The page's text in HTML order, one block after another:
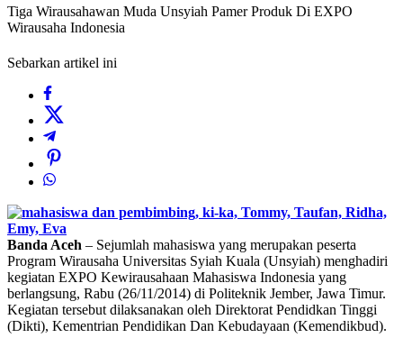
Tiga Wirausahawan Muda Unsyiah Pamer Produk Di EXPO
Wirausaha Indonesia
Sebarkan artikel ini
Banda Aceh – Sejumlah mahasiswa yang merupakan peserta
Program Wirausaha Universitas Syiah Kuala (Unsyiah) menghadiri
kegiatan EXPO Kewirausahaan Mahasiswa Indonesia yang
berlangsung, Rabu (26/11/2014) di Politeknik Jember, Jawa Timur.
Kegiatan tersebut dilaksanakan oleh Direktorat Pendidkan Tinggi
(Dikti), Kementrian Pendidikan Dan Kebudayaan (Kemendikbud).